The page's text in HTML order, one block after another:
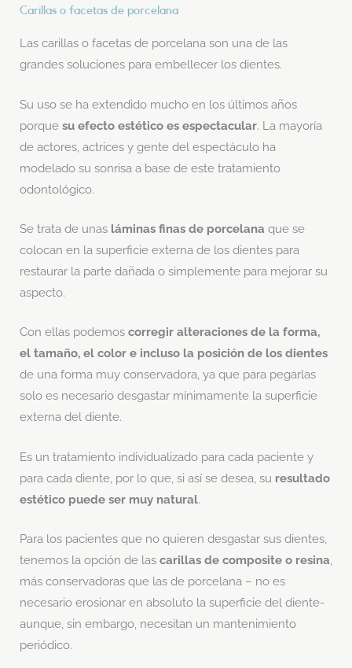
Carillas o facetas de porcelana
Las carillas o facetas de porcelana son una de las
grandes soluciones para embellecer los dientes.
Su uso se ha extendido mucho en los últimos años
porque su efecto estético es espectacular. La mayoría
de actores, actrices y gente del espectáculo ha
modelado su sonrisa a base de este tratamiento
odontológico.
Se trata de unas láminas finas de porcelana que se
colocan en la superficie externa de los dientes para
restaurar la parte dañada o simplemente para mejorar su
aspecto.
Con ellas podemos corregir alteraciones de la forma,
el tamaño, el color e incluso la posición de los dientes
de una forma muy conservadora, ya que para pegarlas
solo es necesario desgastar mínimamente la superficie
externa del diente.
Es un tratamiento individualizado para cada paciente y
para cada diente, por lo que, si así se desea, su resultado
estético puede ser muy natural.
Para los pacientes que no quieren desgastar sus dientes,
tenemos la opción de las carillas de composite o resina
más conservadoras que las de porcelana – no es
necesario erosionar en absoluto la superficie del diente-
aunque, sin embargo, necesitan un mantenimiento
periódico.